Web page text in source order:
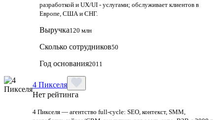
разработкой и UX/UI - услугами; обслуживает клиентов в
Европе, США и СНГ.
Выручка120 млн
Сколько сотрудников50
Год основания2011
4 Пикселя
Нет рейтинга
4 Пикселя — агентство full-cycle: SEO, контекст, SMM,